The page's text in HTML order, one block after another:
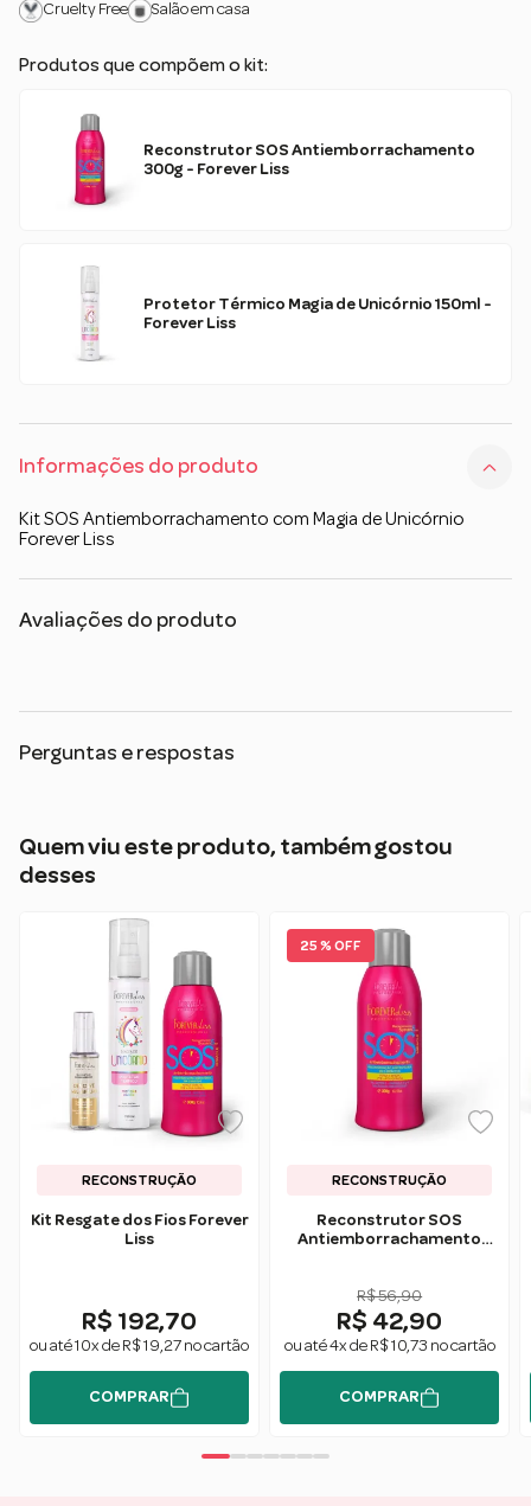
Cruelty Free Salão em casa
Produtos que compõem o kit:
Reconstrutor SOS Antiemborrachamento
300g - Forever Liss
Protetor Térmico Magia de Unicórnio 150ml -
Forever Liss
Informações do produto
Kit SOS Antiemborrachamento com Magia de Unicórnio
Forever Liss
Avaliações do produto
Perguntas e respostas
Quem viu este produto, também gostou
desses
RECONSTRUÇÃO FINALIZAÇÃO
Kit Resgate dos Fios Forever
Liss
R$ 192,70
ou até 10x de R$ 19,27 no cartão
COMPRAR
25 % OFF
RECONSTRUÇÃO
Reconstrutor SOS
Antiemborrachamento
R$ 56,90
R$ 42,90
ou até 4x de R$ 10,73 no cartão
COMPRAR